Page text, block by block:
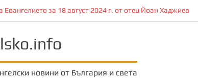
за 18 август 2024 г. от отец Йоан Хаджиев
новини от България и света